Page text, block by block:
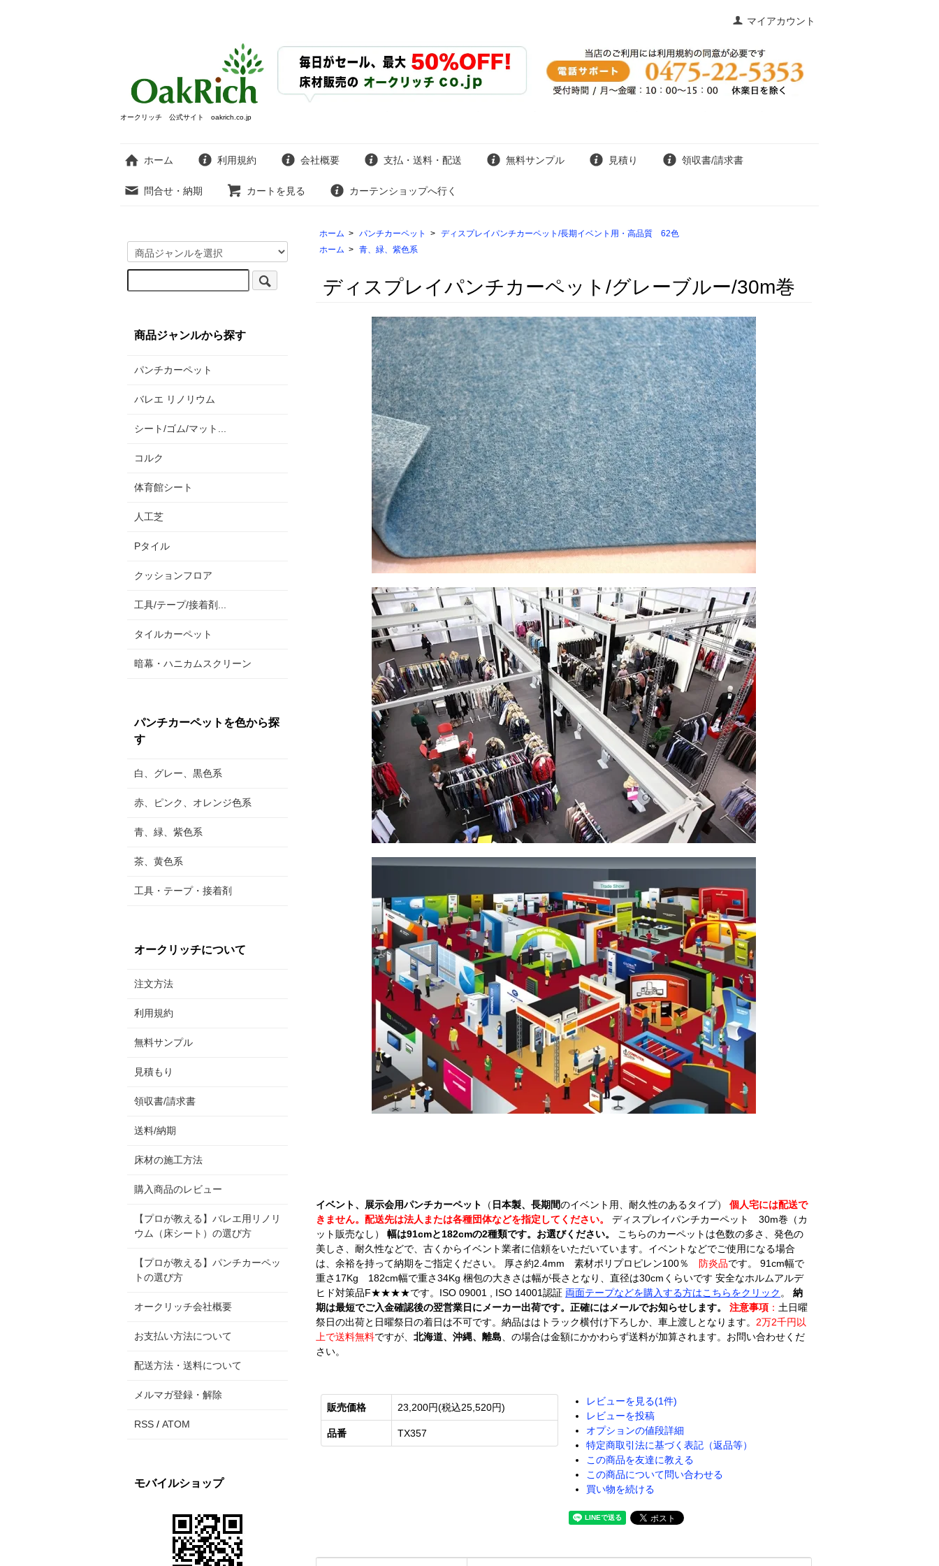
マイアカウント
オークリッチ 公式サイト oakrich.co.jp
ホーム 利用規約 会社概要 支払・送料・配送 無料サンプル 見積り 領収書/請求書
問合せ・納期 カートを見る カーテンショップへ行く
ホーム > パンチカーペット > ディスプレイパンチカーペット/長期イベント用・高品質 62色
ホーム > 青、緑、紫色系
ディスプレイパンチカーペット/グレーブルー/30m巻
イベント、展示会用パンチカーペット （ 日本製、長期間のイベント用、耐久性のあるタイプ） 個人宅には配送で
きません。配送先は法人または各種団体などを指定してください。
ディスプレイパンチカーペット 30m巻（カ
ット販売なし） 幅は91cmと182cmの2種類です。お選びください。
こちらのカーペットは色数の多さ、発色の
美しさ、耐久性などで、古くからイベント業者に信頼をいただいています。イベントなどでご使用になる場合
は、余裕を持って納期をご指定ください。 厚さ約2.4mm 素材ポリプロピレン100％ 防炎品です。 91cm幅で
重さ17Kg 182cm幅で重さ34Kg 梱包の大きさは幅が長さとなり、直径は30cmくらいです 安全なホルムアルデ
ヒド対策品F★★★★です。ISO 09001 , ISO 14001認証 両面テープなどを購入する方はこちらをクリック 。 納
期は最短でご入金確認後の翌営業日にメーカー出荷です。正確にはメールでお知らせします。
注意事項 ： 土日曜
祭日の出荷と日曜祭日の着日は不可です。納品ははトラック横付け下ろしか、車上渡しとなります。 2万2千円以
上で送料無料ですが、 北海道、沖縄、離島 、の場合は金額にかかわらず送料が加算されます。お問い合わせくだ
さい。
販売価格 23,200円(税込25,520円)
品番 TX357
レビューを見る(1件)
レビューを投稿
オプションの値段詳細
特定商取引法に基づく表記（返品等）
この商品を友達に教える
この商品について問い合わせる
買い物を続ける
商品ジャンルから探す
パンチカーペット
バレエ リノリウム
シート/ゴム/マット...
コルク
体育館シート
人工芝
Pタイル
クッションフロア
工具/テープ/接着剤...
タイルカーペット
暗幕・ハニカムスクリーン
パンチカーペットを色から探
す
白、グレー、黒色系
赤、ピンク、オレンジ色系
青、緑、紫色系
茶、黄色系
工具・テープ・接着剤
オークリッチについて
注文方法
利用規約
無料サンプル
見積もり
領収書/請求書
送料/納期
床材の施工方法
購入商品のレビュー
【プロが教える】バレエ用リノリ
ウム（床シート）の選び方
【プロが教える】パンチカーペッ
トの選び方
オークリッチ会社概要
お支払い方法について
配送方法・送料について
メルマガ登録・解除
RSS / ATOM
モバイルショップ